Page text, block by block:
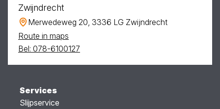
Zwijndrecht
Merwedeweg 20, 3336 LG Zwijndrecht
Route in maps
Bel: 078-6100127
Services
Slijpservice